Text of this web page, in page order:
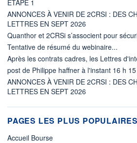
ETAPE 1
ANNONCES À VENIR DE 2CRSI : DES
LETTRES EN SEPT 2026
Quanthor et 2CRSi s’associent pour
Tentative de résumé du webinaire...
Après les contrats cadres, les Lettres
post de Philippe haffner à l'instant 16 h
ANNONCES À VENIR DE 2CRSI : DES
LETTRES EN SEPT 2026
PAGES LES PLUS POPULAIRES
Accueil Bourse